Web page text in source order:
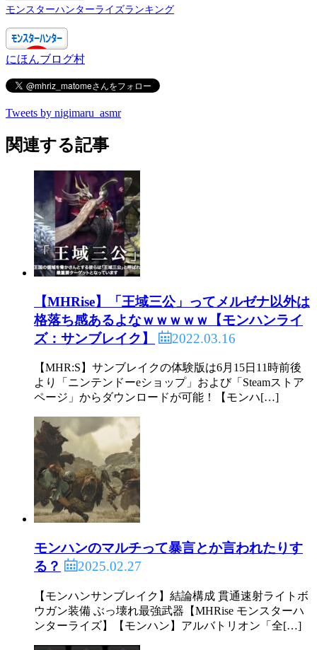
モンスターハンターライズランキング
にほんブログ村
Tweets by nigimaru_asmr
関連する記事
【MHRise】「王域三公」ってメルゼナ以外は
格落ち感あるよなｗｗｗｗｗ【モンハンライ
ズ：サンブレイク】
2022.03.16
【MHR:S】サンブレイクの体験版は6月15日11時前後
より「ニンテンドーeショップ」および「Steamストア
ページ」からダウンロードが可能！【モンハ[…]
モンハンのマルチって暴言とか言われたりす
る？
2025.02.27
【モンハンサンブレイク】結論構成 貫通速射ライトボ
ウガン装備 ぶっ壊れ最強武器【MHRise モンスターハ
ンターライズ】【モンハン】アルバトリオン「全[…]